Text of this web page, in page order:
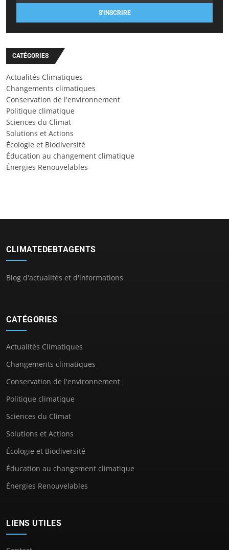
S'INSCRIRE
CATÉGORIES
Actualités Climatiques
Changements climatiques
Conservation de l'environnement
Politique climatique
Sciences du Climat
Solutions et Actions
Écologie et Biodiversité
Éducation au changement climatique
Énergies Renouvelables
CLIMATEDEBTAGENTS
Blog d'actualités et d'informations
CATÉGORIES
Actualités Climatiques
Changements climatiques
Conservation de l'environnement
Politique climatique
Sciences du Climat
Solutions et Actions
Écologie et Biodiversité
Éducation au changement climatique
Énergies Renouvelables
LIENS UTILES